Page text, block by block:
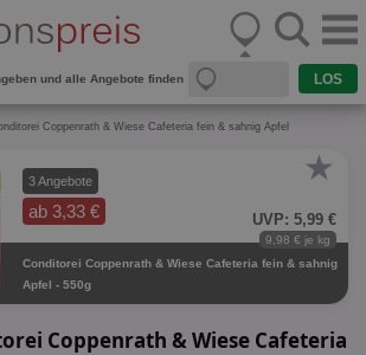
und alle Angebote finden
Coppenrath & Wiese Cafeteria fein & sahnig Apfel
3 Angebote
ab 3,33 €
★
UVP: 5,99 €
9,98 € je kg
Conditorei Coppenrath & Wiese Cafeteria fein & sahnig
Apfel - 550g
Coppenrath & Wiese Cafeteria